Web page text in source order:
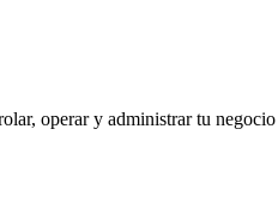
operar y administrar tu